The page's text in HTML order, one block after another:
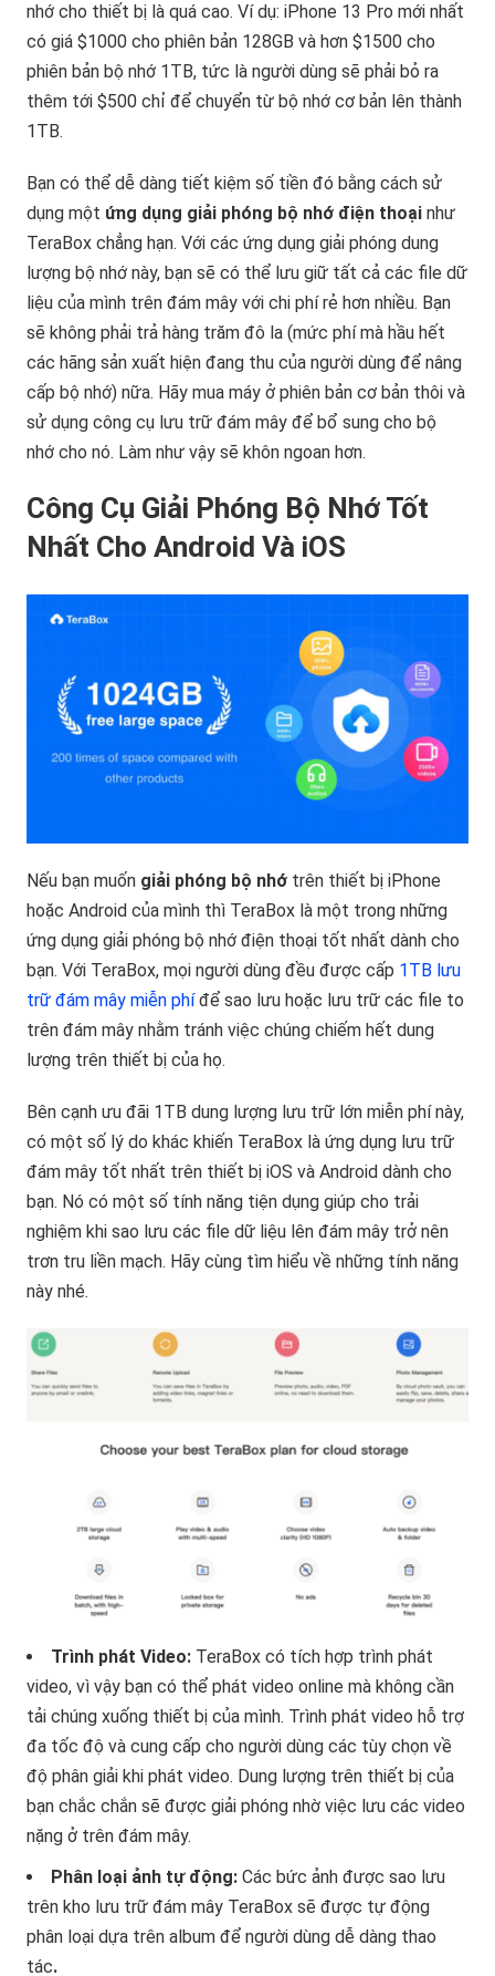
nhớ cho thiết bị là quá cao. Ví dụ: iPhone 13 Pro mới nhất
có giá $1000 cho phiên bản 128GB và hơn $1500 cho
phiên bản bộ nhớ 1TB, tức là người dùng sẽ phải bỏ ra
thêm tới $500 chỉ để chuyển từ bộ nhớ cơ bản lên thành
1TB.
Bạn có thể dễ dàng tiết kiệm số tiền đó bằng cách sử
dụng một ứng dụng giải phóng bộ nhớ điện thoại như
TeraBox chẳng hạn. Với các ứng dụng giải phóng dung
lượng bộ nhớ này, bạn sẽ có thể lưu giữ tất cả các file dữ
liệu của mình trên đám mây với chi phí rẻ hơn nhiều. Bạn
sẽ không phải trả hàng trăm đô la (mức phí mà hầu hết
các hãng sản xuất hiện đang thu của người dùng để nâng
cấp bộ nhớ) nữa. Hãy mua máy ở phiên bản cơ bản thôi và
sử dụng công cụ lưu trữ đám mây để bổ sung cho bộ
nhớ cho nó. Làm như vậy sẽ khôn ngoan hơn.
Công Cụ Giải Phóng Bộ Nhớ Tốt
Nhất Cho Android Và iOS
Nếu bạn muốn giải phóng bộ nhớ trên thiết bị iPhone
hoặc Android của mình thì TeraBox là một trong những
ứng dụng giải phóng bộ nhớ điện thoại tốt nhất dành cho
bạn. Với TeraBox, mọi người dùng đều được cấp 1TB lưu
trữ đám mây miễn phíđể sao lưu hoặc lưu trữ các file to
trên đám mây nhằm tránh việc chúng chiếm hết dung
lượng trên thiết bị của họ.
Bên cạnh ưu đãi 1TB dung lượng lưu trữ lớn miễn phí này,
có một số lý do khác khiến TeraBox là ứng dụng lưu trữ
đám mây tốt nhất trên thiết bị iOS và Android dành cho
bạn. Nó có một số tính năng tiện dụng giúp cho trải
nghiệm khi sao lưu các file dữ liệu lên đám mây trở nên
trơn tru liền mạch. Hãy cùng tìm hiểu về những tính năng
này nhé.
Trình phát Video: TeraBox có tích hợp trình phát
video, vì vậy bạn có thể phát video online mà không cần
tải chúng xuống thiết bị của mình. Trình phát video hỗ trợ
đa tốc độ và cung cấp cho người dùng các tùy chọn về
độ phân giải khi phát video. Dung lượng trên thiết bị của
bạn chắc chắn sẽ được giải phóng nhờ việc lưu các video
nặng ở trên đám mây.
Phân loại ảnh tự động:Các bức ảnh được sao lưu
trên kho lưu trữ đám mây TeraBox sẽ được tự động
phân loại dựa trên album để người dùng dễ dàng thao
tác.